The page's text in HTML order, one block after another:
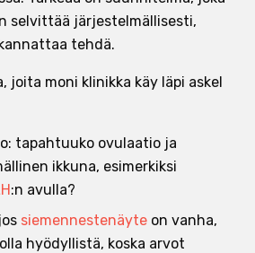
selvittää järjestelmällisesti,
tehdä.
joita moni klinikka käy läpi askel
tapahtuuko ovulaatio ja
ikkuna, esimerkiksi
:n avulla?
siemennestenäyte on vanha,
hyödyllistä, koska arvot